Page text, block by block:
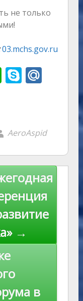
не только
03.mchs.gov.ru
W
A
p
p
S
e
M
u
AeroAspid
→
в